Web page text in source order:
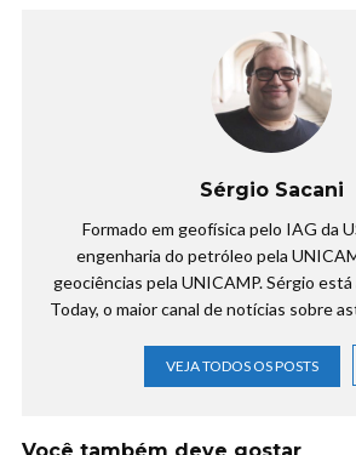
Sérgio Sacani
Formado em geofísica pelo IAG da
engenharia do petróleo pela
geociências pela UNICAMP. Sérgio
Today, o maior canal de notícias sobre
VEJA TODOS OS POSTS